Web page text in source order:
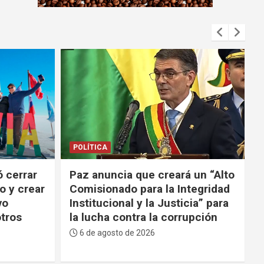
m
t
“Alto
para
POLÍTICA
Lara a Paz en la sesión por el 6
de agosto: “Tenga la valentía de
decir la verdad y reconocer los
errores”
6 de agosto de 2026